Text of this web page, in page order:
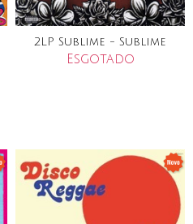
2LP Sublime - Sublime
Esgotado